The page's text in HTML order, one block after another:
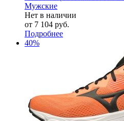
Мужские
Нет в наличии
от 7 104 руб.
Подробнее
40%